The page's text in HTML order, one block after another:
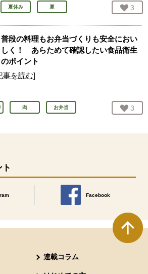
夏休み 夏 お気
3
普段の料理もお弁当づくりも安全におい
しく！ あらためて確認したい食品衛生
のポイント
事を読む]
肉 お弁当 お気
3
ンドウで開きます。
Facebook
別のウィンドウで開きます
連載コラム